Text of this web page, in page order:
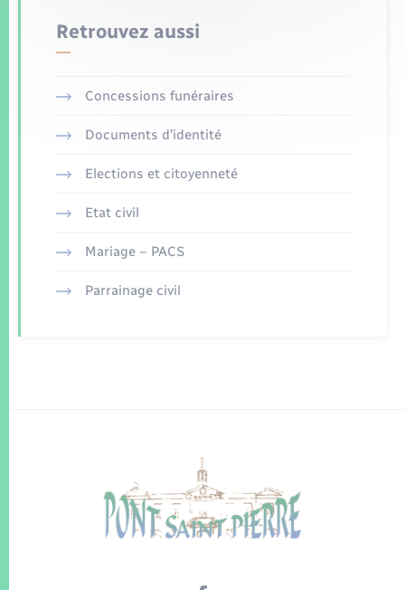
Retrouvez aussi
Concessions funéraires
Documents d’identité
Elections et citoyenneté
Etat civil
Mariage – PACS
Parrainage civil